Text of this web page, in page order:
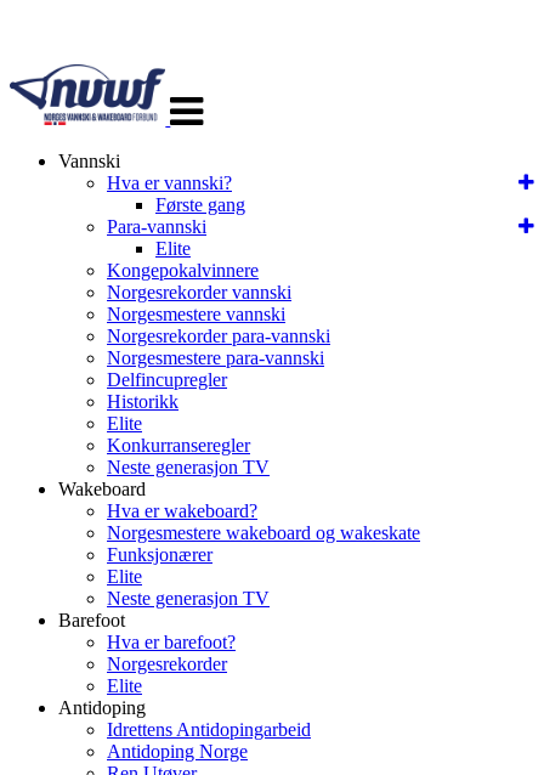
navigasjon
Vannski
Hva er vannski?
Første gang
Para-vannski
Elite
Kongepokalvinnere
Norgesrekorder vannski
Norgesmestere vannski
Norgesrekorder para-vannski
Norgesmestere para-vannski
Delfincupregler
Historikk
Elite
Konkurranseregler
Neste generasjon TV
Wakeboard
Hva er wakeboard?
Norgesmestere wakeboard og wakeskate
Funksjonærer
Elite
Neste generasjon TV
Barefoot
Hva er barefoot?
Norgesrekorder
Elite
Antidoping
Idrettens Antidopingarbeid
Antidoping Norge